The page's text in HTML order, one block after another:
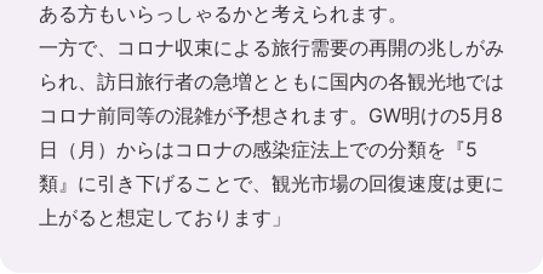
ある方もいらっしゃるかと考えられます。
一方で、コロナ収束による旅行需要の再開の兆しがみ
られ、訪日旅行者の急増とともに国内の各観光地では
コロナ前同等の混雑が予想されます。GW明けの5月8
日（月）からはコロナの感染症法上での分類を『5
類』に引き下げることで、観光市場の回復速度は更に
上がると想定しております」